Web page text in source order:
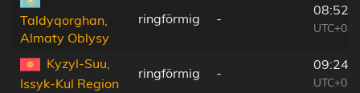
Taldyqorghan,
Almaty Oblysy
ringförmig -
Kyzyl-Suu,
Issyk-Kul Region
ringförmig -